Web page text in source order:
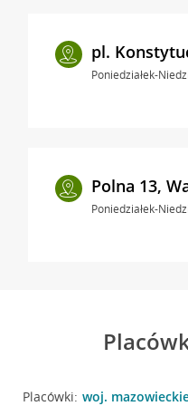
pl.
Poniedziałek-
Polna 13,
Poniedziałek-
Placówki: woj.